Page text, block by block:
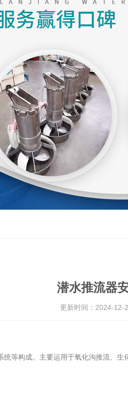
潜水推流器
更新时间：2024-
构成。主要运用于氧化沟推流、生